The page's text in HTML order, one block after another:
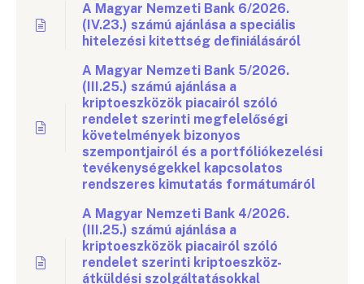
A Magyar Nemzeti Bank 6/2026.
(IV.23.) számú ajánlása a speciális
hitelezési kitettség definiálásáról
A Magyar Nemzeti Bank 5/2026.
(III.25.) számú ajánlása a
kriptoeszközök piacairól szóló
rendelet szerinti megfelelőségi
követelmények bizonyos
szempontjairól és a portfóliókezelési
tevékenységekkel kapcsolatos
rendszeres kimutatás formátumáról
A Magyar Nemzeti Bank 4/2026.
(III.25.) számú ajánlása a
kriptoeszközök piacairól szóló
rendelet szerinti kriptoeszköz-
átküldési szolgáltatásokkal